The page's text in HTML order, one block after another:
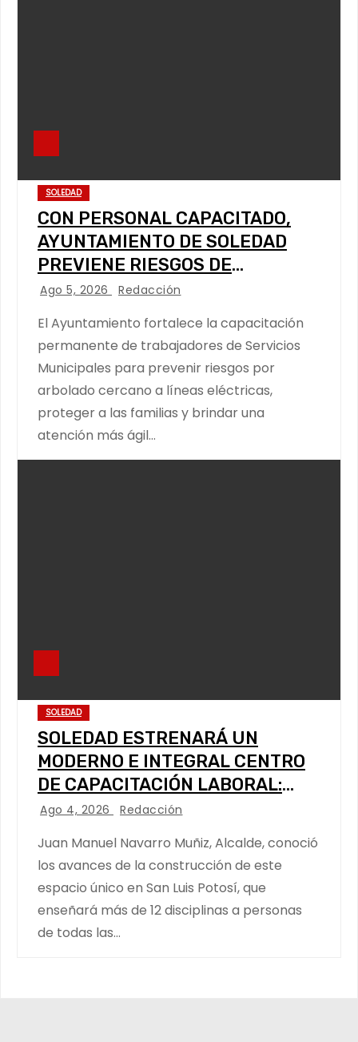
SOLEDAD
CON PERSONAL CAPACITADO,
AYUNTAMIENTO DE SOLEDAD
PREVIENE RIESGOS DE
CABLEADO ELÉCTRICO
Ago 5, 2026 Redacción
El Ayuntamiento fortalece la capacitación
permanente de trabajadores de Servicios
Municipales para prevenir riesgos por
arbolado cercano a líneas eléctricas,
proteger a las familias y brindar una
atención más ágil…
SOLEDAD
SOLEDAD ESTRENARÁ UN
MODERNO E INTEGRAL CENTRO
DE CAPACITACIÓN LABORAL:
ALCALDE
Ago 4, 2026 Redacción
Juan Manuel Navarro Muñiz, Alcalde, conoció
los avances de la construcción de este
espacio único en San Luis Potosí, que
enseñará más de 12 disciplinas a personas
de todas las…